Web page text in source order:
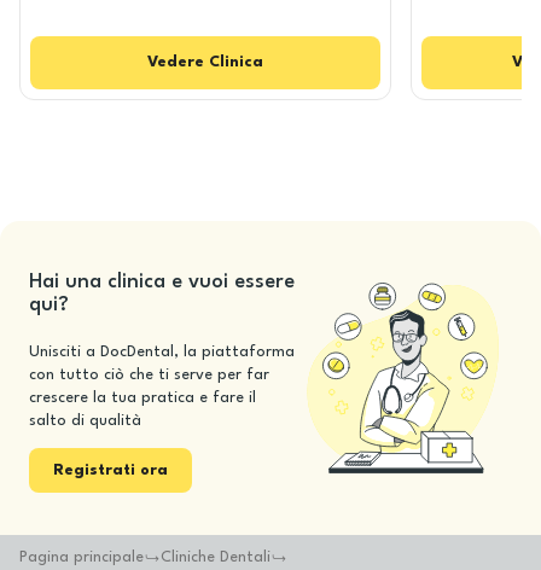
Vedere Clinica
Hai una clinica e vuoi essere
qui?
Unisciti a DocDental, la piattaforma
con tutto ciò che ti serve per far
crescere la tua pratica e fare il
salto di qualità
Registrati ora
Pagina principale
Cliniche Dentali